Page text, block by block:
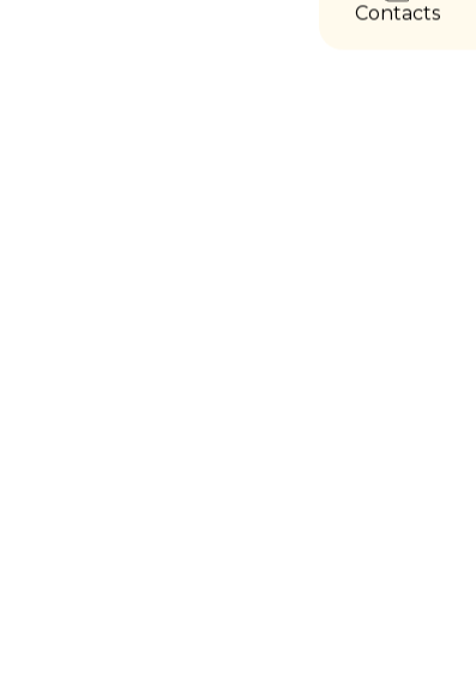
Contacts